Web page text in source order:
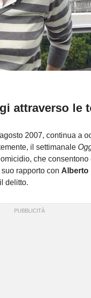
attraverso le
2007, continua a
il settimanale
che
rapporto con Alberto
delitto.